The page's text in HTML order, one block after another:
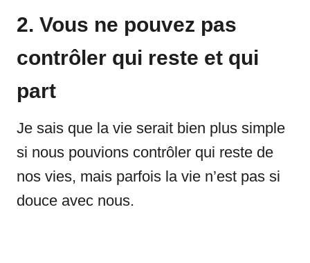
2. Vous ne pouvez pas
contrôler qui reste et qui
part
Je sais que la vie serait bien plus simple
si nous pouvions contrôler qui reste de
nos vies, mais parfois la vie n’est pas si
douce avec nous.